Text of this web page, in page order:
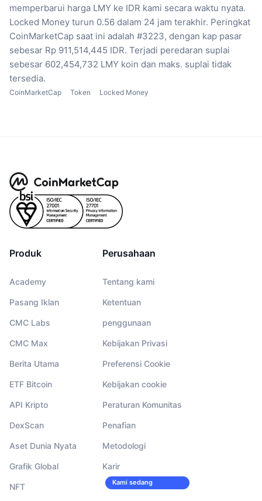
memperbarui harga LMY ke IDR kami secara waktu nyata.
Locked Money turun 0.56 dalam 24 jam terakhir. Peringkat
CoinMarketCap saat ini adalah #3223, dengan kap pasar
sebesar Rp 911,514,445 IDR. Terjadi peredaran suplai
sebesar 602,454,732 LMY koin dan maks. suplai tidak
tersedia.
CoinMarketCap Token Locked Money
Produk
Academy
Pasang Iklan
CMC Labs
CMC Max
Berita Utama
ETF Bitcoin
API Kripto
DexScan
Aset Dunia Nyata
Grafik Global
NFT
Perusahaan
Tentang kami
Ketentuan
penggunaan
Kebijakan Privasi
Preferensi Cookie
Kebijakan cookie
Peraturan Komunitas
Penafian
Metodologi
Karir
Kami sedang